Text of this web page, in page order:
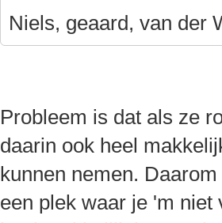
Niels, geaard, van der
Probleem is dat als ze
daarin ook heel
kunnen nemen.
een plek waar je 'm